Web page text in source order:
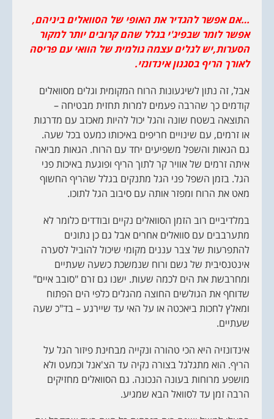
…אם אפשר להגדיר את האופי של הסוואלים ביניהם,
אפשר לומר שבפיג'י בגלל שהם קרובים יותר למקור
הסערות,יש לגלים עצמה גולמית של הוואי עם פריסה
לאורך הריף בסגנון אינדונזי.
אבל, זה נתון לשיגעונות הרוח המקומית וגלים מסוואלים
קודמים כך שהרבה פעמים למרות תחזית מבטיחה –
התוצאה בשטח שונה והגל יכול להיות מאכזב עם מדרגות
או זרמים, עם שינויים חריפים באיכותו כמעט בכל שעה.
גם הגאות והשפל משפיעים יחד עם הרוח. הגאות מביאה
איתה זרמים של אוויר קר לתוך הריף ופוגעת באיכות פני
הגל. בזמן השפל פני הגל מתנקים בגלל שהריף החשוף
מאט את הרוח ומפזר אותה עם סיבוב הגל לתוכו.
במלדיביים רוב הזמן הסוואלים נקיים ובודדים כלומר לא
מתערבבים עם סוואלים אחרים אבל גם כן נתונים
להתפרעות של צבר עננים מקומי שיכול להוביל לסערה
אינטנסיבית של גשם ורוח שנמשכת כשעה שעתיים
ומחרבשת את הים לכמה שעות. ישנו גם זרם "סובב איים"
שדוחף את הגולשים החוצה מהגלים כלפי הים הפתוח
ומאלץ לחכות ביאכטה או על האי עד שיירגע – בד"כ שעה
שעתיים.
אינדונזיה היא הכי טהורה ונקייה מבחינת פיזור הגל על
הריף. הוא מתגלגל בצורה נקיה עד הצ'אנל וכמעט ולא
מושפע מרוחות בעונה הנכונה. גם הסוואלים מחזיקים
הרבה זמן עד לסוואל הבא שמגיע.